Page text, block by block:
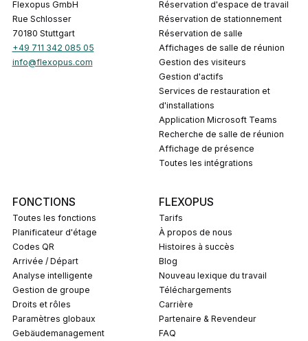
Flexopus GmbH
Rue Schlosser
70180 Stuttgart
+49 711 342 085 05
info@flexopus.com
Réservation d'espace de travail
Réservation de stationnement
Réservation de salle
Affichages de salle de réunion
Gestion des visiteurs
Gestion d'actifs
Services de restauration et
d'installations
Application Microsoft Teams
Recherche de salle de réunion
Affichage de présence
Toutes les intégrations
FONCTIONS
Toutes les fonctions
Planificateur d'étage
Codes QR
Arrivée / Départ
Analyse intelligente
Gestion de groupe
Droits et rôles
Paramètres globaux
Gebäudemanagement
FLEXOPUS
Tarifs
À propos de nous
Histoires à succès
Blog
Nouveau lexique du travail
Téléchargements
Carrière
Partenaire & Revendeur
FAQ